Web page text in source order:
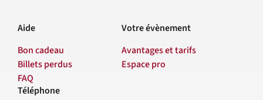
Aide
Bon cadeau
Billets perdus
FAQ
Votre évènement
Avantages et tarifs
Espace pro
Contact
Téléphone